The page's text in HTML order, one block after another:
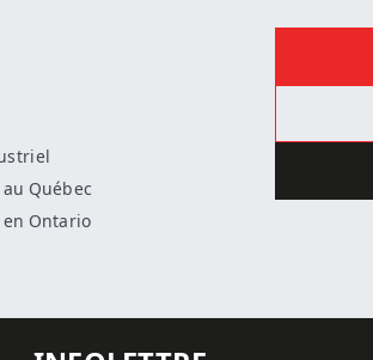
Québec
en Ontario